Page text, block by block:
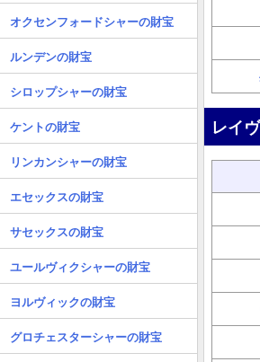
レイ
オクセンフォードシャーの財宝
ルンデンの財宝
シロップシャーの財宝
ケントの財宝
リンカンシャーの財宝
エセックスの財宝
サセックスの財宝
ユールヴィクシャーの財宝
ヨルヴィックの財宝
グロチェスターシャーの財宝